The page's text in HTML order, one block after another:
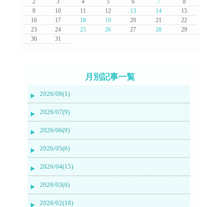
2
3 4 5 6 7
8
9
10 11 12 13 14
15
16
17 18 19 20 21
22
23
24 25 26 27 28
29
30
31
月別記事一覧
2026/08(1)
2026/07(9)
2026/06(9)
2026/05(6)
2026/04(15)
2026/03(6)
2026/02(18)